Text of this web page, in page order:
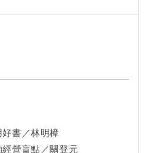
書／林明樟
營盲點／關登元